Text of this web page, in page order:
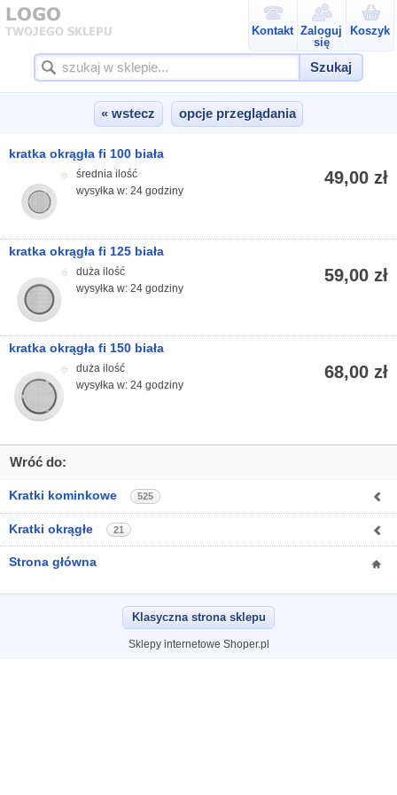
Kontakt Zaloguj
się
Koszyk
Szukaj
« wstecz opcje przeglądania
kratka okrągła fi 100 biała
49,00 zł
średnia ilość
wysyłka w: 24 godziny
kratka okrągła fi 125 biała
59,00 zł
duża ilość
wysyłka w: 24 godziny
kratka okrągła fi 150 biała
68,00 zł
duża ilość
wysyłka w: 24 godziny
Wróć do:
Kratki kominkowe 525
Kratki okrągłe 21
Strona główna
Klasyczna strona sklepu
Sklepy internetowe Shoper.pl